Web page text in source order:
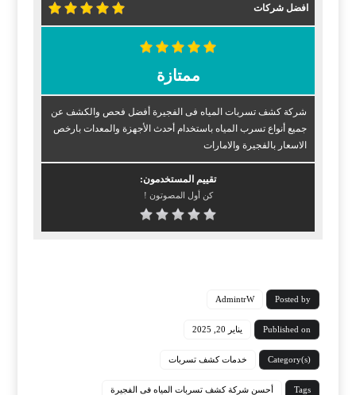
افضل شركات
ممتازة
شركة كشف تسربات المياه فى الفجيرة أفضل فحص والكشف عن
جميع أنواع تسرب المياه باستخدام أحدث الأجهزة والمعدات بارخص
الاسعار بالفجيرة والامارات
تقييم المستخدمون:
كن أول المصوتون !
Posted by
AdmintrW
Published on يناير 20, 2025
Category(s) خدمات كشف تسربات
Tags ‏أحسن شركة كشف تسربات المياه فى الفجيرة